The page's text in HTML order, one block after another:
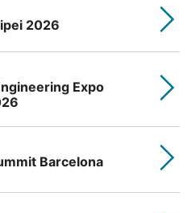
2026
Expo
Barcelona